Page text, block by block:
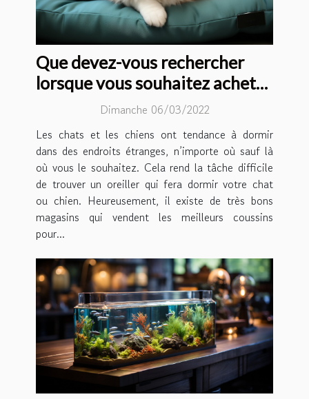
Que devez-vous rechercher
lorsque vous souhaitez acheter
un coussin pour chat ou chien ?
Dimanche 06/03/2022
Les chats et les chiens ont tendance à dormir
dans des endroits étranges, n’importe où sauf là
où vous le souhaitez. Cela rend la tâche difficile
de trouver un oreiller qui fera dormir votre chat
ou chien. Heureusement, il existe de très bons
magasins qui vendent les meilleurs coussins
pour...